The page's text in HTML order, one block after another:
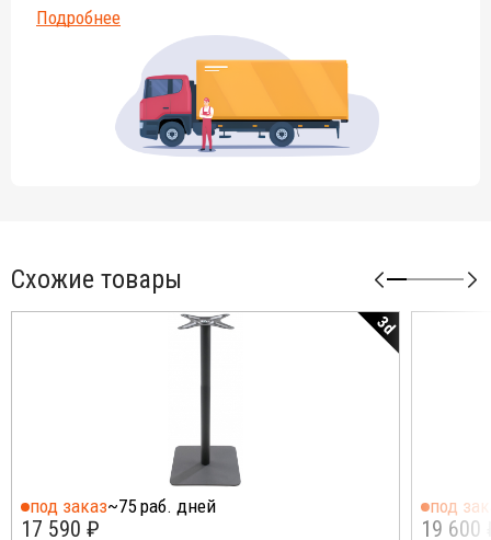
Подробнее
Схожие товары
3d
под заказ~75 раб. дней
17 590 ₽
под
19 600